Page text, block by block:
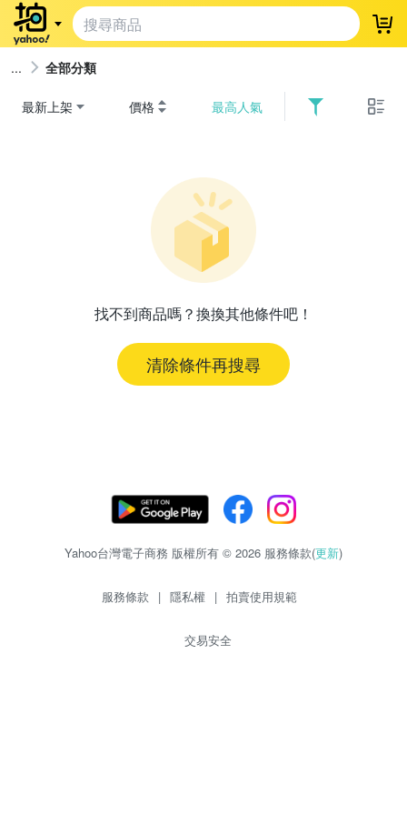
登
全部分類
最新上架 價格 最高人氣
找不到商品嗎？換換其他條件吧！
清除條件再搜尋
Yahoo台灣電子商務 版權所有 © 2026 服務條款(更新)
服務條款 | 隱私權 | 拍賣使用規範
交易安全